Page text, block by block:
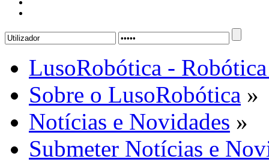
LusoRobótica -
Sobre o LusoRobótica »
Notícias e Novidades »
Submeter Notícias e